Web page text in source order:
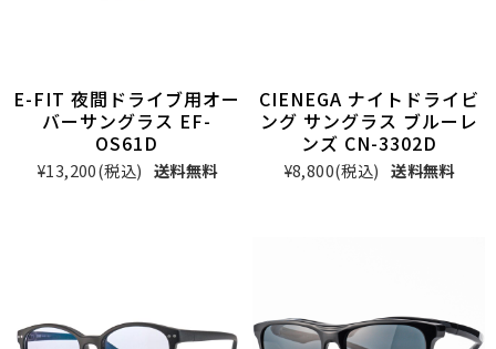
E-FIT 夜間ドライブ用オー
バーサングラス EF-
OS61D
¥13,200(税込) 送料無料
CIENEGA ナイトドライビ
ング サングラス ブルーレ
ンズ CN-3302D
¥8,800(税込) 送料無料